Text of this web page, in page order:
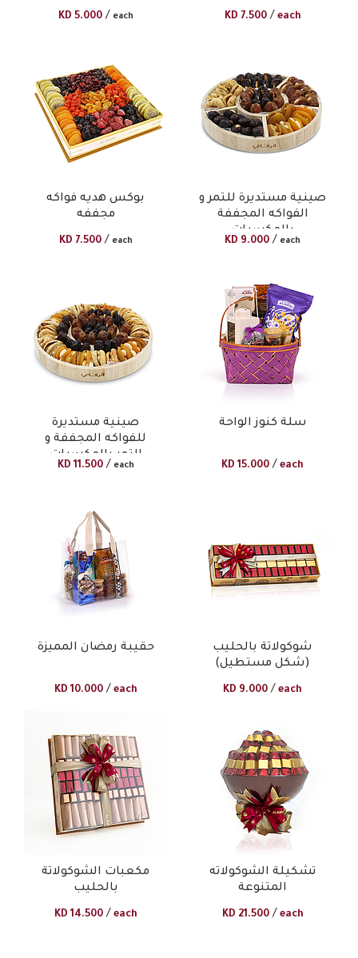
KD 5.000 / each KD 7.500 / each
بوكس هديه فواكه
مجففه
KD 7.500 / each
صينية مستديرة للتمر و
الفواكه المجففة
بالمكسرات
KD 9.000 / each
صينية مستديرة
للفواكه المجففة و
التمر بالمكسرات
KD 11.500 / each
سلة كنوز الواحة
KD 15.000 / each
حقيبة رمضان المميزة
KD 10.000 / each
شوكولاتة بالحليب
(شكل مستطيل)
KD 9.000 / each
مكعبات الشوكولاتة
بالحليب
KD 14.500 / each
تشكيلة الشوكولاته
المتنوعة
KD 21.500 / each